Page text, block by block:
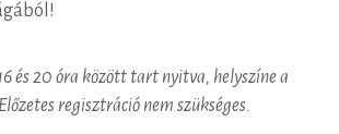
és 20 óra között tart nyitva, helyszíne a
regisztráció nem szükséges.